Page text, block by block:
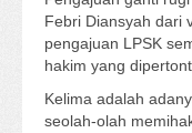
Febri Diansyah dari
pengajuan LPSK
hakim yang
Kelima adalah
seolah-olah